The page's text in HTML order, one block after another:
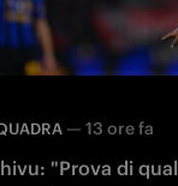
— 13 ore fa
"Prova di